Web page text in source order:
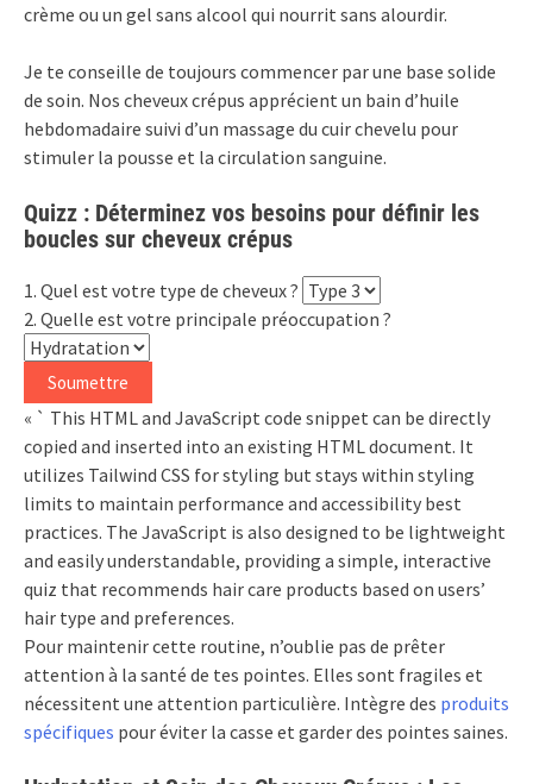
crème ou un gel sans alcool qui nourrit sans alourdir.
Je te conseille de toujours commencer par une base solide
de soin. Nos cheveux crépus apprécient un bain d’huile
hebdomadaire suivi d’un massage du cuir chevelu pour
stimuler la pousse et la circulation sanguine.
Quizz : Déterminez vos besoins pour définir les
boucles sur cheveux crépus
1. Quel est votre type de cheveux ?
2. Quelle est votre principale préoccupation ?
Soumettre
« ` This HTML and JavaScript code snippet can be directly
copied and inserted into an existing HTML document. It
utilizes Tailwind CSS for styling but stays within styling
limits to maintain performance and accessibility best
practices. The JavaScript is also designed to be lightweight
and easily understandable, providing a simple, interactive
quiz that recommends hair care products based on users’
hair type and preferences.
Pour maintenir cette routine, n’oublie pas de prêter
attention à la santé de tes pointes. Elles sont fragiles et
nécessitent une attention particulière. Intègre des produits
spécifiques pour éviter la casse et garder des pointes saines.